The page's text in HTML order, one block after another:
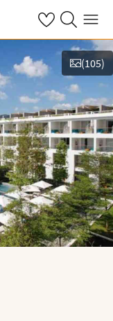
OmatHaku Valikko
(105)